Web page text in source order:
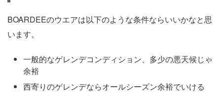
BOARDEEのウエアは以下のような条件ならいいかなと思
います。
一般的なゲレンデコンディション、多少の悪天候じゃ
余裕
西寄りのゲレンデならオールシーズン余裕でいける